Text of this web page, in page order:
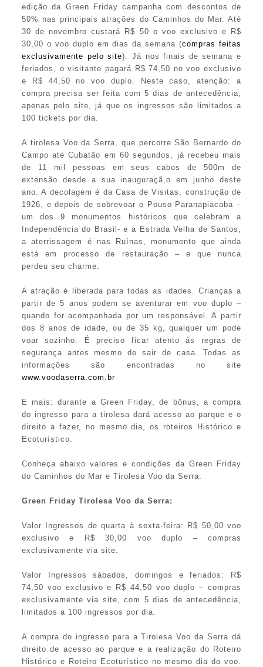
edição da Green Friday campanha com descontos de
50% nas principais atrações do Caminhos do Mar. Até
30 de novembro custará R$ 50 o voo exclusivo e R$
30,00 o voo duplo em dias da semana (compras feitas
exclusivamente pelo site). Já nos finais de semana e
feriados, o visitante pagará R$ 74,50 no voo exclusivo
e R$ 44,50 no voo duplo. Neste caso, atenção: a
compra precisa ser feita com 5 dias de antecedência,
apenas pelo site, já que os ingressos são limitados a
100 tickets por dia.
A tirolesa Voo da Serra, que percorre São Bernardo do
Campo até Cubatão em 60 segundos, já recebeu mais
de 11 mil pessoas em seus cabos de 500m de
extensão desde a sua inauguraçã,o em junho deste
ano. A decolagem é da Casa de Visitas, construção de
1926, e depois de sobrevoar o Pouso Paranapiacaba –
um dos 9 monumentos históricos que celebram a
Independência do Brasil- e a Estrada Velha de Santos,
a aterrissagem é nas Ruínas, monumento que ainda
está em processo de restauração – e que nunca
perdeu seu charme.
A atração é liberada para todas as idades. Crianças a
partir de 5 anos podem se aventurar em voo duplo –
quando for acompanhada por um responsável. A partir
dos 8 anos de idade, ou de 35 kg, qualquer um pode
voar sozinho. É preciso ficar atento às regras de
segurança antes mesmo de sair de casa. Todas as
informações são encontradas no site
www.voodaserra.com.br
E mais: durante a Green Friday, de bônus, a compra
do ingresso para a tirolesa dará acesso ao parque e o
direito a fazer, no mesmo dia, os roteiros Histórico e
Ecoturístico.
Conheça abaixo valores e condições da Green Friday
do Caminhos do Mar e Tirolesa Voo da Serra:
Green Friday Tirolesa Voo da Serra:
Valor Ingressos de quarta à sexta-feira: R$ 50,00 voo
exclusivo e R$ 30,00 voo duplo – compras
exclusivamente via site.
Valor Ingressos sábados, domingos e feriados: R$
74,50 voo exclusivo e R$ 44,50 voo duplo – compras
exclusivamente via site, com 5 dias de antecedência,
limitados a 100 ingressos por dia.
A compra do ingresso para a Tirolesa Voo da Serra dá
direito de acesso ao parque e a realização do Roteiro
Histórico e Roteiro Ecoturístico no mesmo dia do voo.